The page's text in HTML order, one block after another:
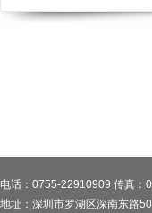
电话：0755-22910909 传真：
地址：深圳市罗湖区深南东路